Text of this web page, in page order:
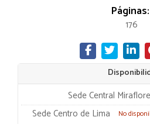
Páginas:
176
Sede Central
Sede Centro de Lima No